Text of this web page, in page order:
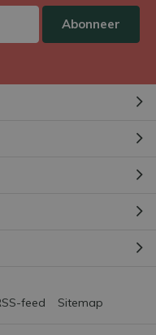
Abonneer
feed Sitemap